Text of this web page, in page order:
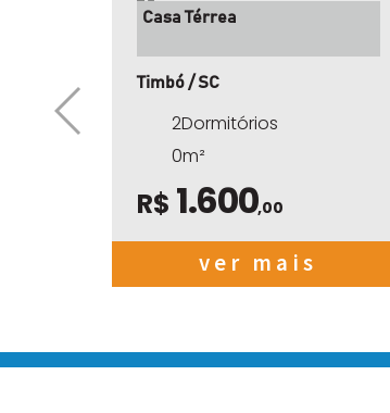
Casa Térrea
Timbó / SC
2Dormitórios
0m²
R$ 1.600,00
ver mais